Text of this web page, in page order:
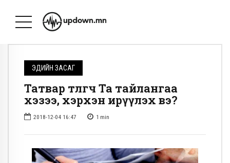
ЭДИЙН ЗАСАГ
Татвар төлөгч Та тайлангаа
хэзээ, хэрхэн ирүүлэх вэ?
2018-12-04 16:47 1 min